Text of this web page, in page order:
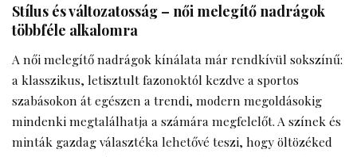
Stílus és változatosság – női melegítő nadrágok
többféle alkalomra
A női melegítő nadrágok kínálata már rendkívül sokszínű:
a klasszikus, letisztult fazonoktól kezdve a sportos
szabásokon át egészen a trendi, modern megoldásokig
mindenki megtalálhatja a számára megfelelőt. A színek és
minták gazdag választéka lehetővé teszi, hogy öltözéked